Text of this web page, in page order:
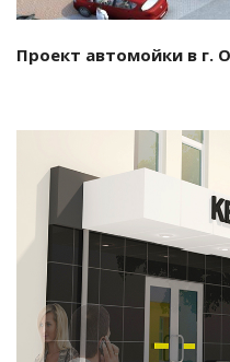
Проект автомойки в г.